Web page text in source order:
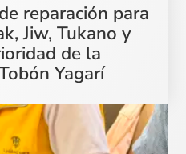
reparación para
Jiw, Tukano y
de la
Yagarí